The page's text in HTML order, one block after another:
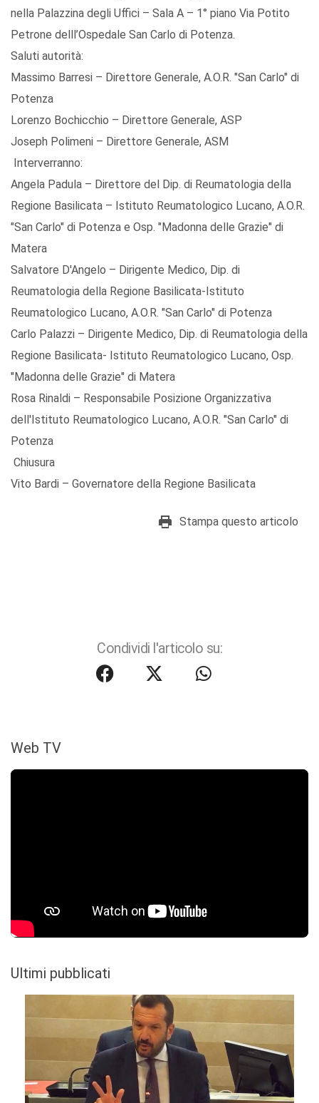
nella Palazzina degli Uffici – Sala A – 1° piano Via Potito
Petrone delll’Ospedale San Carlo di Potenza.
Saluti autorità:
Massimo Barresi – Direttore Generale, A.O.R. "San Carlo" di
Potenza
Lorenzo Bochicchio – Direttore Generale, ASP
Joseph Polimeni – Direttore Generale, ASM
Interverranno:
Angela Padula – Direttore del Dip. di Reumatologia della
Regione Basilicata – Istituto Reumatologico Lucano, A.O.R.
"San Carlo" di Potenza e Osp. "Madonna delle Grazie" di
Matera
Salvatore D'Angelo – Dirigente Medico, Dip. di
Reumatologia della Regione Basilicata-Istituto
Reumatologico Lucano, A.O.R. "San Carlo" di Potenza
Carlo Palazzi – Dirigente Medico, Dip. di Reumatologia della
Regione Basilicata- Istituto Reumatologico Lucano, Osp.
"Madonna delle Grazie" di Matera
Rosa Rinaldi – Responsabile Posizione Organizzativa
dell'Istituto Reumatologico Lucano, A.O.R. "San Carlo" di
Potenza
Chiusura
Vito Bardi – Governatore della Regione Basilicata
Stampa questo articolo
Condividi l'articolo su:
Web TV
Ultimi pubblicati